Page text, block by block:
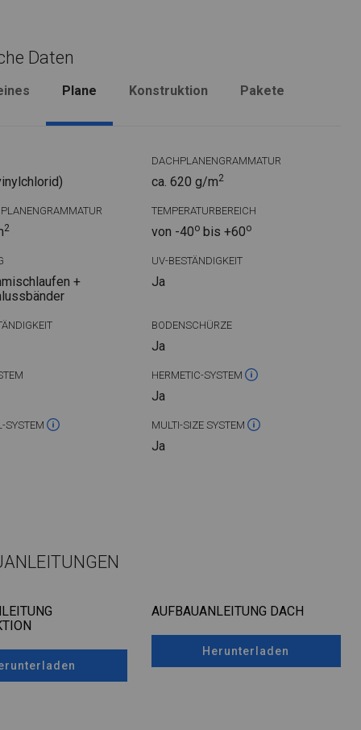
Daten
Plane Konstruktion Pakete
DACHPLANENGRAMMATUR
ca. 620 g/m2
2
TEMPERATURBEREICH
von -40obis +60o
+
UV-BESTÄNDIGKEIT
Ja
BODENSCHÜRZE
Ja
HERMETIC-SYSTEM
Ja
SYSTEM MULTI-SIZE SYSTEM
Ja
AUFBAUANLEITUNG DACH
Herunterladen